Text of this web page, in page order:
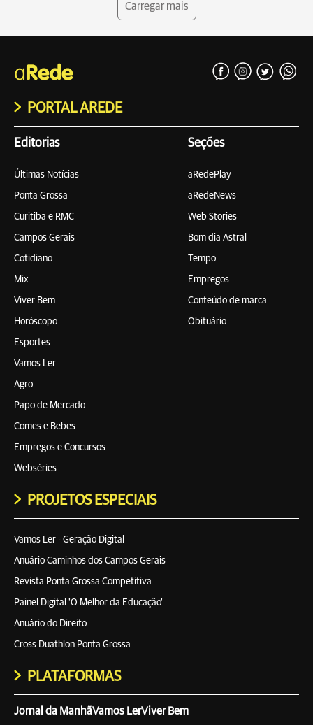
Carregar mais
PORTAL AREDE
Editorias
Últimas Notícias
Ponta Grossa
Curitiba e RMC
Campos Gerais
Cotidiano
Mix
Viver Bem
Horóscopo
Esportes
Vamos Ler
Agro
Papo de Mercado
Comes e Bebes
Empregos e Concursos
Webséries
Seções
aRedePlay
aRedeNews
Web Stories
Bom dia Astral
Tempo
Empregos
Conteúdo de marca
Obituário
PROJETOS ESPECIAIS
Vamos Ler - Geração Digital
Anuário Caminhos dos Campos Gerais
Revista Ponta Grossa Competitiva
Painel Digital 'O Melhor da Educação'
Anuário do Direito
Cross Duathlon Ponta Grossa
PLATAFORMAS
Jornal da ManhãVamos LerViver Bem